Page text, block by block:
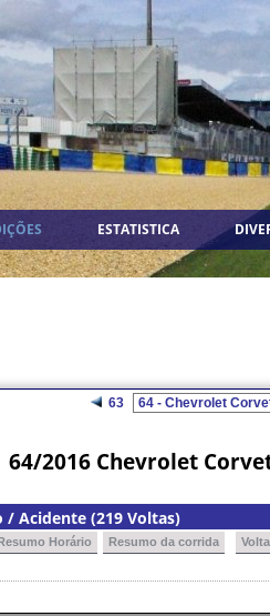
ESTATISTICA
63
64/2016 Chevrolet
/ Acidente (219 Voltas)
Horário Resumo da corrida